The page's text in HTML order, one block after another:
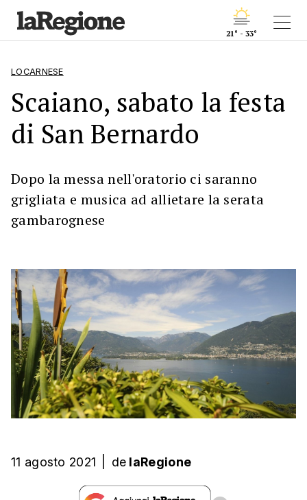
21° - 33°
LOCARNESE
Scaiano, sabato la festa
di San Bernardo
Dopo la messa nell'oratorio ci saranno
grigliata e musica ad allietare la serata
gambarognese
11 agosto 2021 de laRegione